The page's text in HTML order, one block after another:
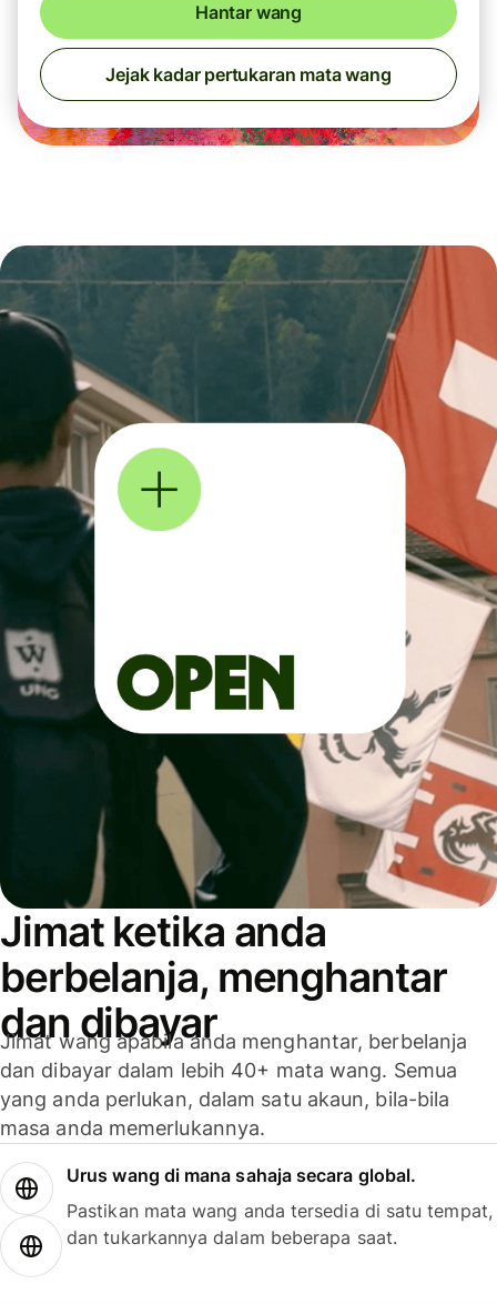
Hantar wang
Jejak kadar pertukaran mata wang
Jimat ketika anda
berbelanja, menghantar
dan dibayar
Jimat wang apabila anda menghantar, berbelanja
dan dibayar dalam lebih 40+ mata wang. Semua
yang anda perlukan, dalam satu akaun, bila-bila
masa anda memerlukannya.
Urus wang di mana sahaja secara global.
Pastikan mata wang anda tersedia di satu tempat,
dan tukarkannya dalam beberapa saat.